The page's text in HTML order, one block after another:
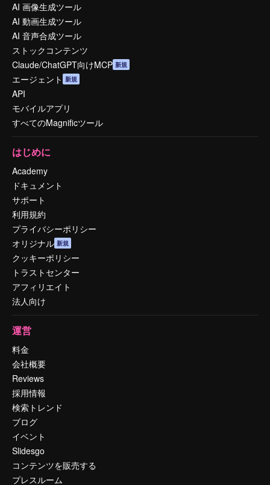
AI 画像生成ツール
AI 動画生成ツール
AI 音声合成ツール
ストックコンテンツ
Claude/ChatGPT向けMCP 新規
エージェント 新規
API
モバイルアプリ
すべてのMagnificツール
はじめに
Academy
ドキュメント
サポート
利用規約
プライバシーポリシー
オリジナル 新規
クッキーポリシー
トラストセンター
アフィリエイト
法人向け
運営
料金
会社概要
Reviews
採用情報
検索トレンド
ブログ
イベント
Slidesgo
コンテンツを販売する
プレスルーム